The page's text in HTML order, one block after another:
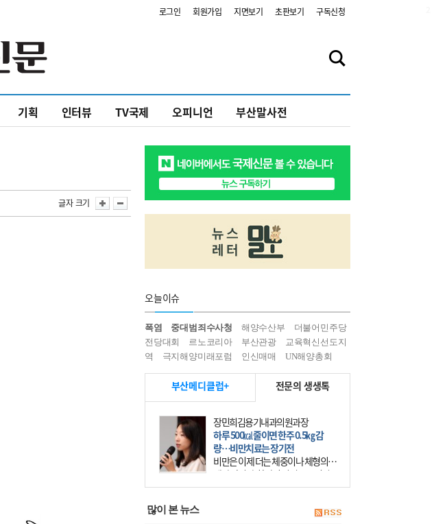
로그인 회원가입 지면보기 초판보기 구독신청
기획 인터뷰 TV국제 오피니언 부산말사전
글자 크기
오늘이슈
폭염 중대범죄수사청 해양수산부
더불어민주당
전당대회
르노코리아 부산관광
교육혁신선도지
역
극지해양미래포럼 인신매매 UN해양총회
부산메디클럽+ 전문의 생생톡
장민희김용기내과의원과장
하루 500㎉ 줄이면 한주 0.5㎏ 감
량…비만치료는 장기전
비만은 이제 더는 체중이나 체형의 문
제가 아니다. 하나의 질병으로 인지
하고 치료와 관리를 해야 한다. 세계
많이 본 뉴스